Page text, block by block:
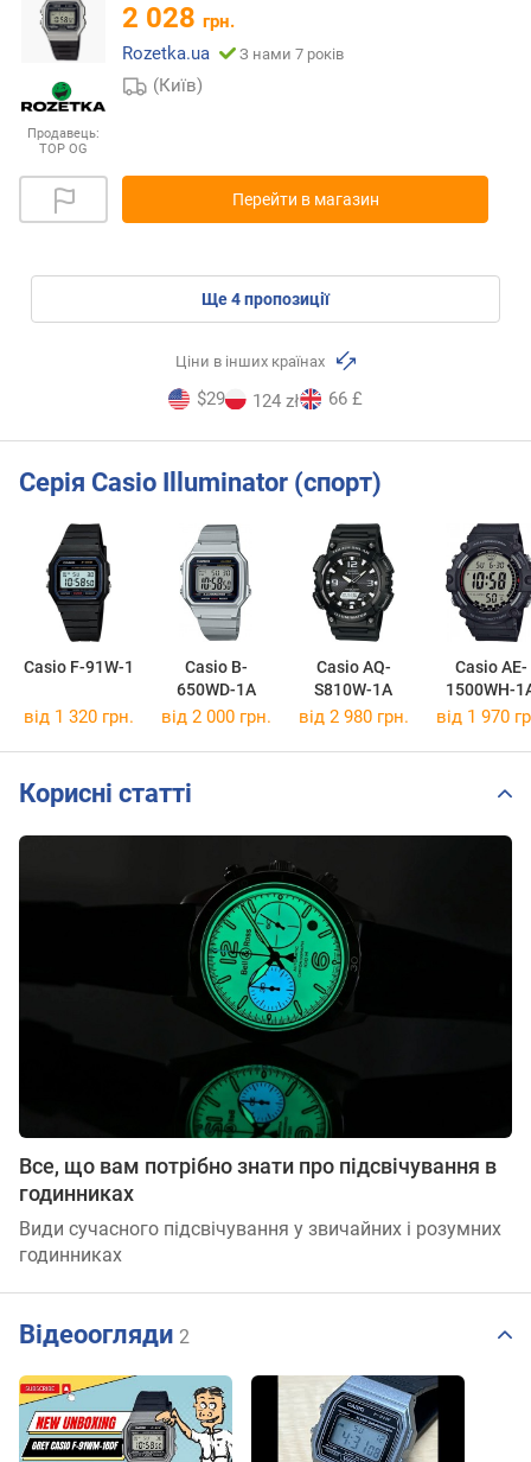
Продавець:
TOP OG
2 028 грн.
Rozetka.ua
З нами 7 років
(Київ)
Перейти в магазин
ще4пропозиції
Ціни в інших країнах
$29 124 zł 66 £
Серія Casio Illuminator (спорт)
Casio F-91W-1
Casio B-
650WD-1A
Casio AQ-
S810W-1A
Casio AE-
1500WH-
від 1 320 грн. від 2 000 грн. від 2 980 грн. від 1 970
Корисні статті
Все, що вам потрібно знати про підсвічування в
годинниках
Види сучасного підсвічування у звичайних і розумних
годинниках
Відеоогляди 2